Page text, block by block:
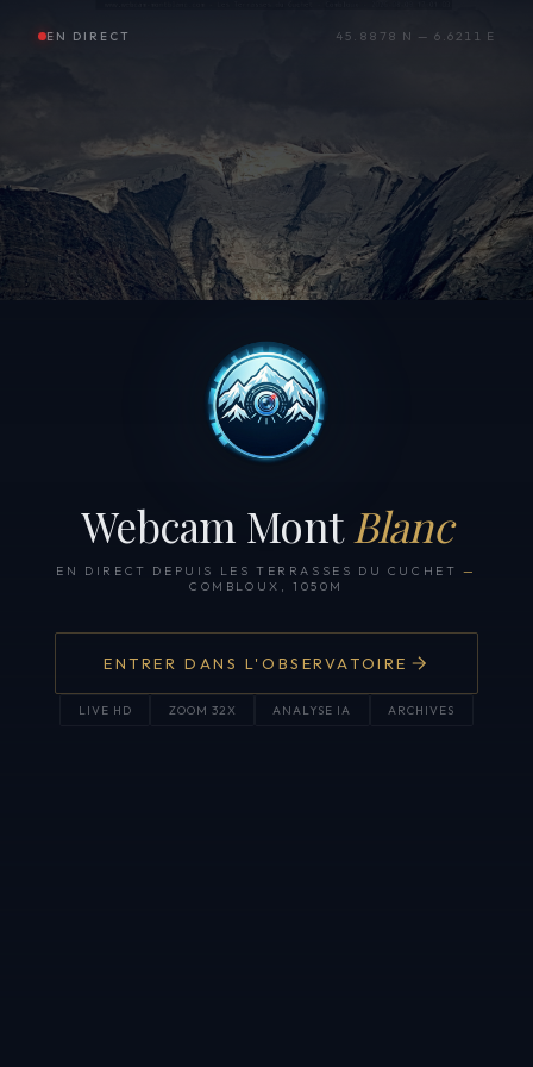
EN DIRECT 45.8878 N — 6.6211 E
Webcam Mont Blanc
EN DIRECT DEPUIS LES TERRASSES DU CUCHET —
COMBLOUX, 1050M
ENTRER DANS L'OBSERVATOIRE
LIVE HD ZOOM 32X ANALYSE IA ARCHIVES